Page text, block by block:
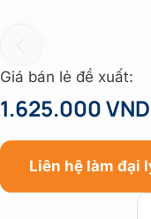
Giá bán lẻ đề xuất:
1.625.000 VND
Liên hệ làm đại